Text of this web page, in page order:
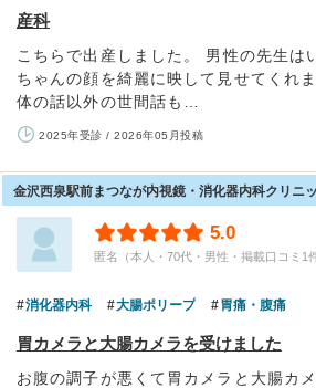
産科
こちらで出産しました。 男性の先生は
ちゃんの顔を綺麗に映して見せてくれ
体の話以外の世間話も…
2025年受診 / 2026年05月投稿
金沢西泉駅前まつなが内視鏡・消化器内科クリニ
5.0
匿名（本人・70代・男性・掲載口コミ1
消化器内科 大腸ポリープ 胃痛・腹痛
胃カメラと大腸カメラを受けました
お腹の調子が悪くて胃カメラと大腸カ